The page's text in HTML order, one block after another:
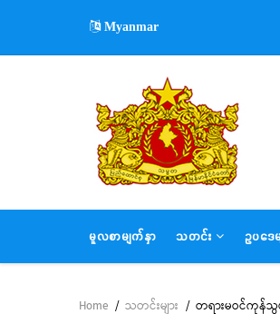
main
Myanmar
MAIN
NAVIGATION
မူလစာမျက်နှာ သတင်း ဥပဒေမ
Home / သတင်းများ / တရားမဝင်ကုန်